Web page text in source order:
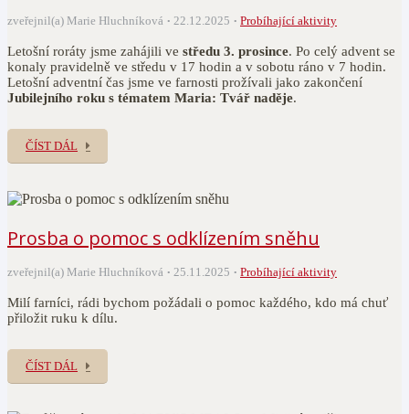
zveřejnil(a) Marie Hluchníková 22.12.2025 Probíhající aktivity
Letošní roráty jsme zahájili ve středu 3. prosince. Po celý advent se
konaly pravidelně ve středu v 17 hodin a v sobotu ráno v 7 hodin.
Letošní adventní čas jsme ve farnosti prožívali jako zakončení
Jubilejního roku s tématem Maria: Tvář naděje.
ČÍST DÁL
Prosba o pomoc s odklízením sněhu
zveřejnil(a) Marie Hluchníková 25.11.2025 Probíhající aktivity
Milí farníci, rádi bychom požádali o pomoc každého, kdo má chuť
přiložit ruku k dílu.
ČÍST DÁL